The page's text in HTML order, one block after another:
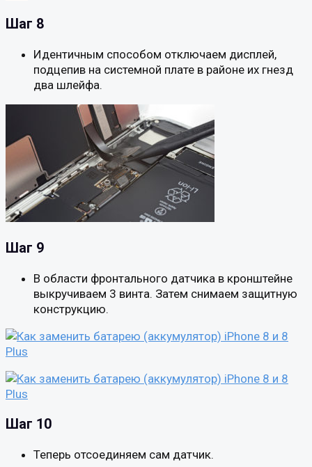
Шаг 8
Идентичным способом отключаем дисплей,
подцепив на системной плате в районе их гнезд
два шлейфа.
Шаг 9
В области фронтального датчика в кронштейне
выкручиваем 3 винта. Затем снимаем защитную
конструкцию.
Шаг 10
Теперь отсоединяем сам датчик.